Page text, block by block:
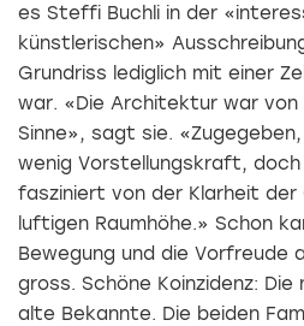
es Steffi Buchli in der
künstlerischen»
Grundriss lediglich mit einer
war. «Die Architektur war von
Sinne», sagt sie.
wenig Vorstellungskraft, doch
fasziniert von der Klarheit der
luftigen Raumhöhe.» Schon
Bewegung und die Vorfreude
gross. Schöne Koinzidenz: Die
alte Bekannte. Die beiden